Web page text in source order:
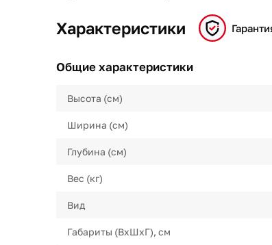
Характеристики
Общие характеристики
Высота (см)
Ширина (см)
Глубина (см)
Вес (кг)
Вид
Габариты (ВхШхГ), см